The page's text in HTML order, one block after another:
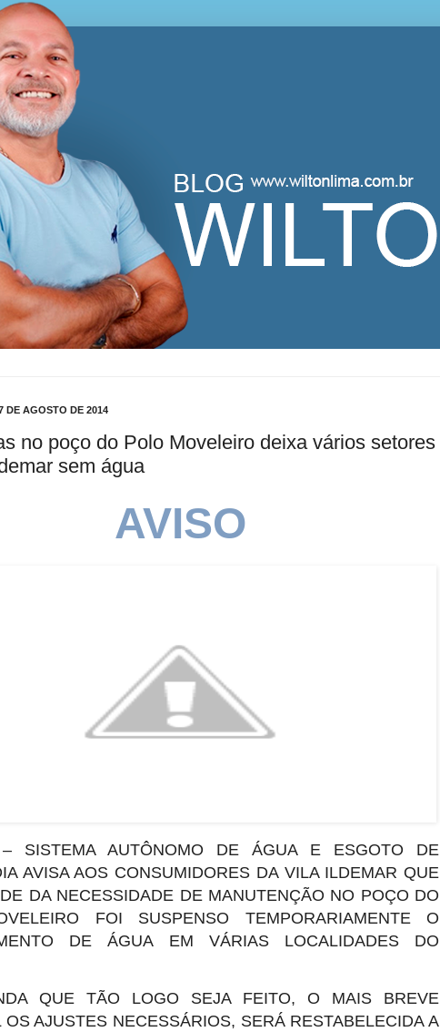
Wilton Lima
DE AGOSTO DE 2014
no poço do Polo Moveleiro deixa vários setores
sem água
AVISO
SISTEMA AUTÔNOMO DE ÁGUA E ESGOTO DE
AVISA AOS CONSUMIDORES DA VILA ILDEMAR QUE
DA NECESSIDADE DE MANUTENÇÃO NO POÇO DO
FOI SUSPENSO TEMPORARIAMENTE O
DE ÁGUA EM VÁRIAS LOCALIDADES DO
QUE TÃO LOGO SEJA FEITO, O MAIS BREVE
OS AJUSTES NECESSÁRIOS, SERÁ RESTABELECIDA A